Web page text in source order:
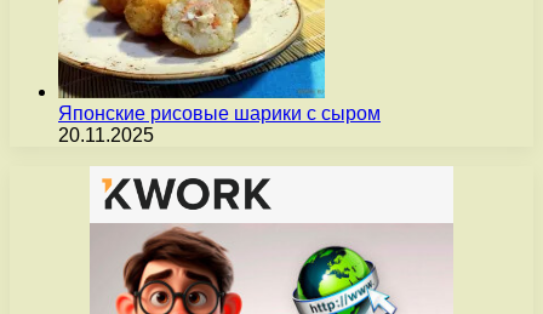
Японские рисовые шарики с сыром
20.11.2025